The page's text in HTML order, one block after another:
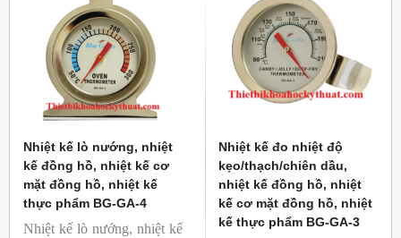
đầu sử dụng dễ dàng.
Nhiệt kế lò nướng, nhiệt
kế đồng hồ, nhiệt kế cơ
mặt đồng hồ, nhiệt kế
thực phẩm BG-GA-4
Nhiệt kế lò nướng, nhiệt kế
Nhiệt kế đo nhiệt độ
kẹo/thạch/chiên dầu,
nhiệt kế đồng hồ, nhiệt
kế cơ mặt đồng hồ, nhiệt
kế thực phẩm BG-GA-3